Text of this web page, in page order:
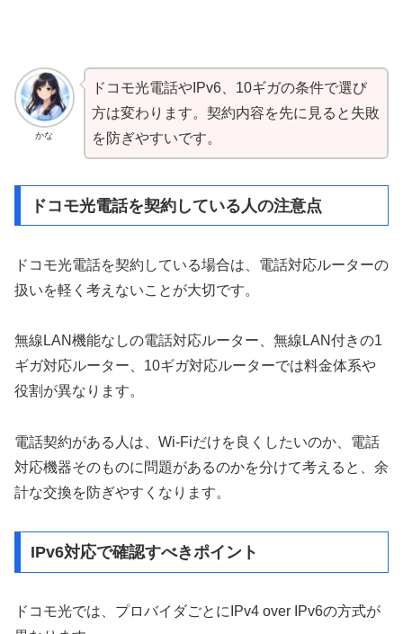
かな
ドコモ光電話やIPv6、10ギガの条件で選び
方は変わります。契約内容を先に見ると失敗
を防ぎやすいです。
ドコモ光電話を契約している人の注意点
ドコモ光電話を契約している場合は、電話対応ルーターの
扱いを軽く考えないことが大切です。
無線LAN機能なしの電話対応ルーター、無線LAN付きの1
ギガ対応ルーター、10ギガ対応ルーターでは料金体系や
役割が異なります。
電話契約がある人は、Wi-Fiだけを良くしたいのか、電話
対応機器そのものに問題があるのかを分けて考えると、余
計な交換を防ぎやすくなります。
IPv6対応で確認すべきポイント
ドコモ光では、プロバイダごとにIPv4 over IPv6の方式が